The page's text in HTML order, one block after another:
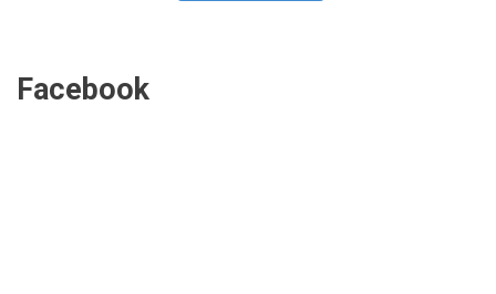
Facebook